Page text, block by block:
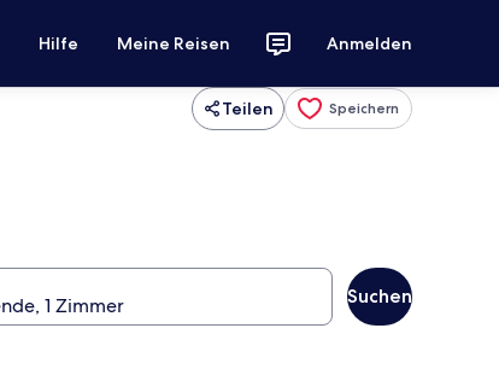
Hilfe Meine Reisen Anmelden
Teilen Speichern
Suchen